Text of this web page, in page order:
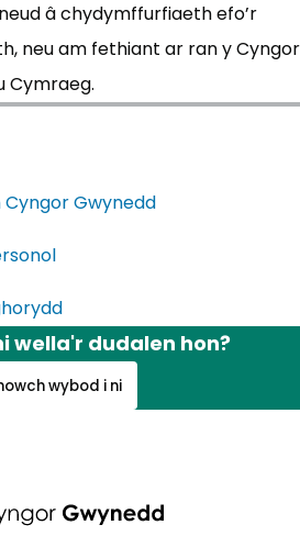
â chydymffurfiaeth efo’r
neu am fethiant ar ran y Cyngor
Cymraeg.
Cyngor Gwynedd
wella'r dudalen hon?
wybod i ni